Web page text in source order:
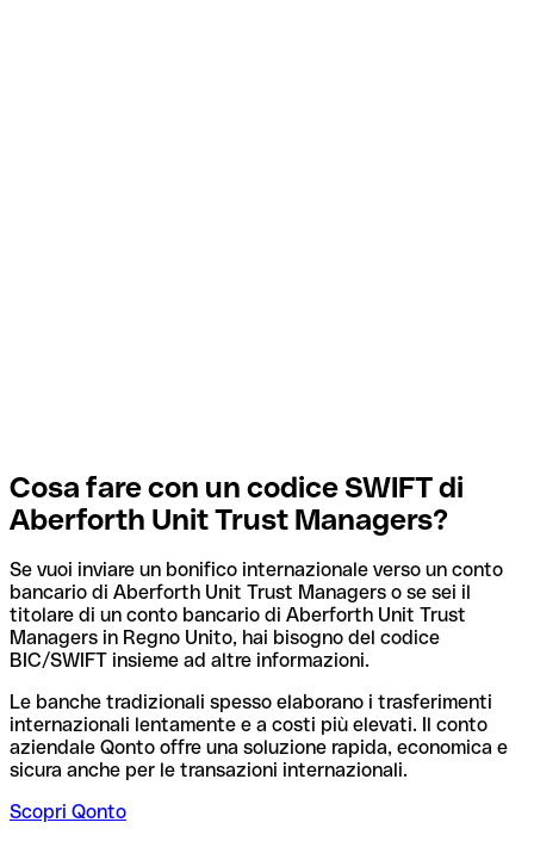
Cosa fare con un codice SWIFT di
Aberforth Unit Trust Managers?
Se vuoi inviare un bonifico internazionale verso un conto
bancario di Aberforth Unit Trust Managers o se sei il
titolare di un conto bancario di Aberforth Unit Trust
Managers in Regno Unito, hai bisogno del codice
BIC/SWIFT insieme ad altre informazioni.
Le banche tradizionali spesso elaborano i trasferimenti
internazionali lentamente e a costi più elevati. Il conto
aziendale Qonto offre una soluzione rapida, economica e
sicura anche per le transazioni internazionali.
Scopri Qonto